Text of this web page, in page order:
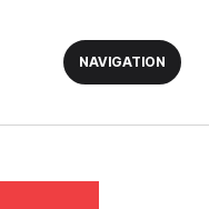
NAVIGATION